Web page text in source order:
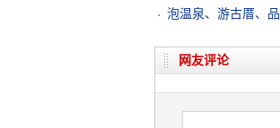
泡温泉、游古厝、
网友评论